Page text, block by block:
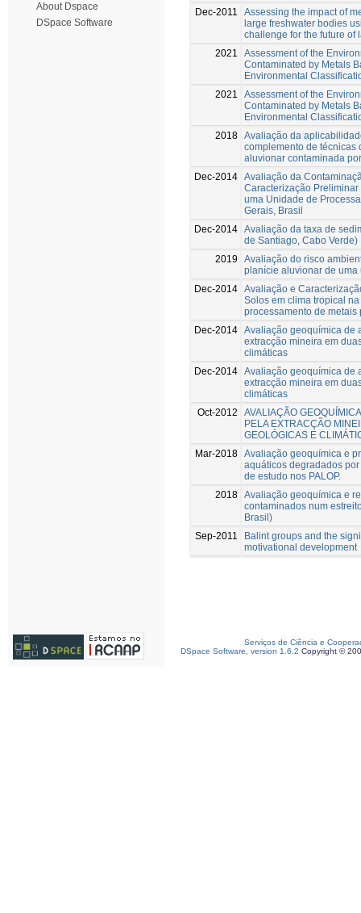
About Dspace
DSpace Software
Dec-2011
Assessing the impact of
large freshwater bodies
challenge for the future of
2021
Assessment of the
Contaminated by Metals
Environmental
2021
Assessment of the
Contaminated by Metals
Environmental
2018 Avaliação da
complemento de técnicas
aluvionar contaminada
Dec-2014 Avaliação da
Caracterização
uma Unidade de
Gerais, Brasil
Dec-2014 Avaliação da taxa de
de Santiago, Cabo Verde)
2019
Avaliação do risco
planície aluvionar de
Dec-2014 Avaliação e
Solos em clima tropical
processamento de metais
Dec-2014 Avaliação geoquímica de
extracção mineira em
climáticas
Dec-2014 Avaliação geoquímica de
extracção mineira em
climáticas
Oct-2012
AVALIAÇÃO
PELA EXTRACÇÃO
GEOLÓGICAS E
Mar-2018 Avaliação geoquímica e
aquáticos degradados
de estudo nos PALOP.
2018 Avaliação geoquímica e
contaminados num
Brasil)
Sep-2011
Balint groups and the
motivational development
Serviços de Ciência e
DSpace Software, version 1.6.2 Copyright ©